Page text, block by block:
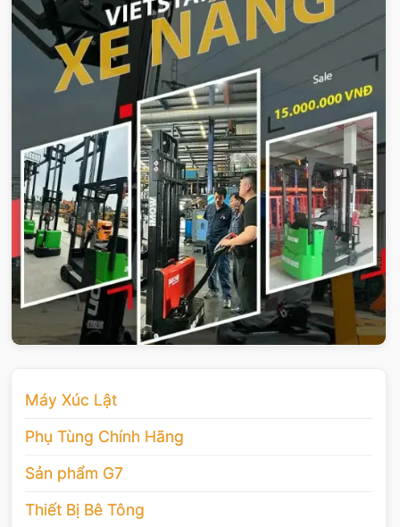
Máy Xúc Lật
Phụ Tùng Chính Hãng
Sản phẩm G7
Thiết Bị Bê Tông